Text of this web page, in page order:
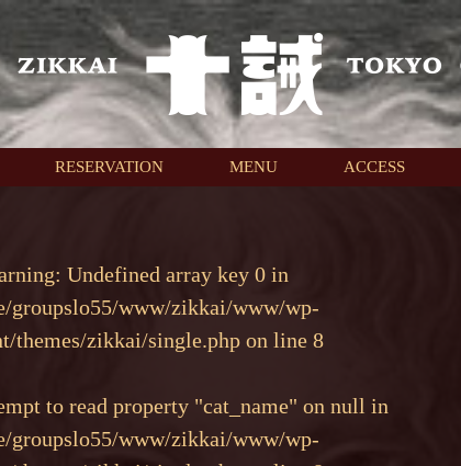
RESERVATION MENU ACCESS
: Undefined array key 0 in
groupslo55/www/zikkai/www/wp-
themes/zikkai/single.php on line 8
to read property "cat_name" on null in
groupslo55/www/zikkai/www/wp-